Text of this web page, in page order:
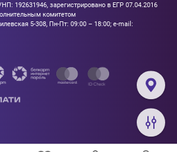
192631946, зарегистрировано в ЕГР 07.04.2016
комитетом
5-308, Пн-Пт: 09:00 – 18:00; e-mail: